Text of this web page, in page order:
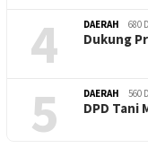
4 DAERAH 680
Dukung
5 DAERAH 560
DPD Tani